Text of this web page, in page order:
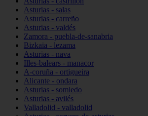
Asturias - salas
Asturias - carreño
Asturias - valdés
Zamora - puebla-de-sanabria
Bizkaia - lezama
Asturias - nava
Illes-balears - manacor
A-coruña - ortigueira
Alicante - ondara
Asturias - somiedo
Asturias - avilés
Valladolid - valladolid